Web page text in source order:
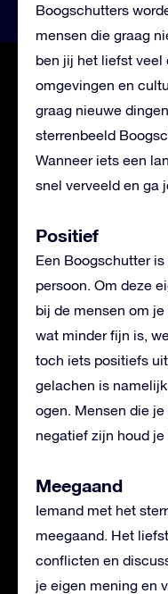
Boogschutters
mensen die graag
ben jij het liefst veel
omgevingen en
graag nieuwe
sterrenbeeld
Wanneer iets een
snel verveeld en ga
Positief
Een Boogschutter
persoon. Om deze
bij de mensen om
wat minder fijn is,
toch iets positiefs
gelachen is
ogen. Mensen die
negatief zijn houd
Meegaand
Iemand met het
meegaand. Het
conflicten en
je eigen mening en